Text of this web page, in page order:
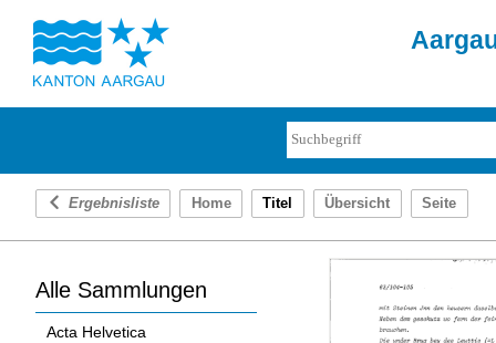
Ergebnisliste Home Titel Übersicht Seite
Alle Sammlungen
Acta Helvetica